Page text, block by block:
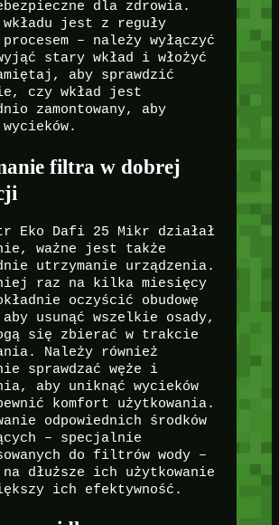
dla zdrowia.
wkładu jest z reguły
– należy wyłączyć
stary wkład i włożyć
aby sprawdzić
czy wkład jest
zamontowany, aby
filtra w dobrej
Eko Dafi 25 Mikr działał
ważne jest także
utrzymanie urządzenia.
raz na kilka miesięcy
oczyścić obudowę
usunąć wszelkie osady,
się zbierać w trakcie
Należy również
sprawdzać węże i
aby uniknąć wycieków
komfort użytkowania.
odpowiednich środków
– specjalnie
do filtrów wody –
dłuższe ich użytkowanie
ich efektywność.